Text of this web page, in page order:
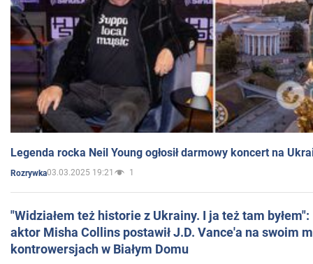
Legenda rocka Neil Young ogłosił darmowy koncert na
Rozrywka03.03.2025 19:21 1
"Widziałem też historie z Ukrainy. I ja też tam
aktor Misha Collins postawił J.D. Vance'a na swoim
kontrowersjach w Białym Domu